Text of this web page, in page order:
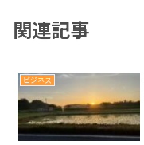
関連記事
ビジネス